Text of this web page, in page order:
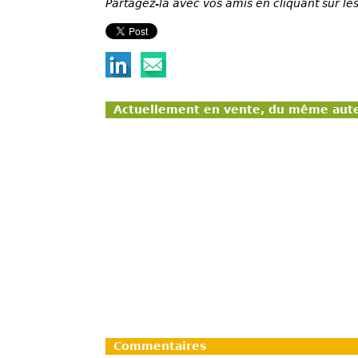
Partagez-la avec vos amis en cliquant sur
Actuellement en vente, du même
Commentaires